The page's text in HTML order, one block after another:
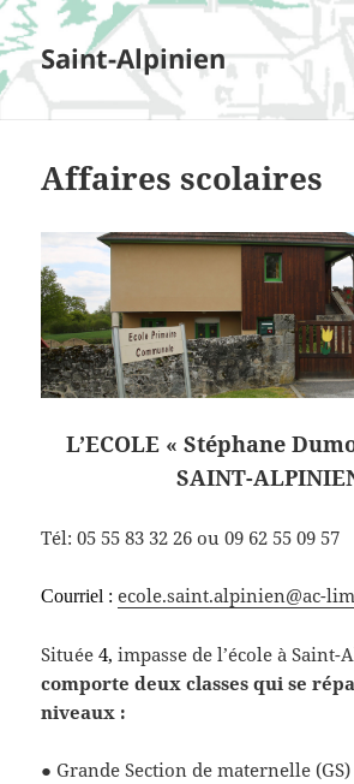
Saint-Alpinien
Affaires scolaires
L’ECOLE « Stéphane
SAINT-
Tél: 05 55 83 32 26 ou 09 62 55 09 57
Courriel :ecole.saint.alpinien@ac-
Située4,impasse de l’école à Saint-
comporte deux classes qui se
niveaux :
● Grande Section de maternelle (GS)